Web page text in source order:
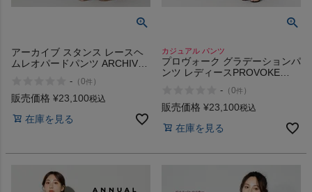
アーカイブ スタンス レースヘ
ムレオパードパンツ ARCHIVE
- （0件 ）
販売価格 ¥23,100税込
在庫を見る
カジュアル パンツ
プロヴォーク グラデーションパ
ンツ レディースPROVOKE
- （0件 ）
販売価格 ¥23,100税込
在庫を見る